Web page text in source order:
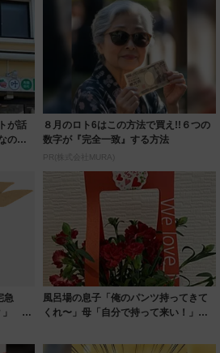
が話
の
８月のロト6はこの方法で買え!!６つの
数字が『完全一致』する方法
PR(株式会社MURA)
急
」 送
風呂場の息子「俺のパンツ持ってきて
くれ〜」母「自分で持って来い！」息